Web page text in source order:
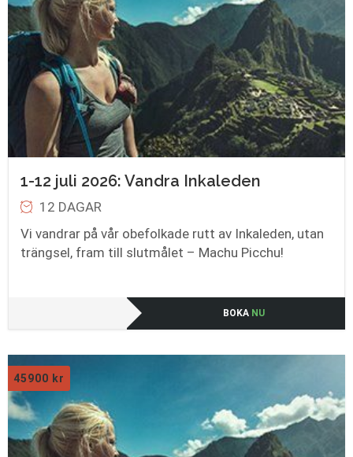
1-12 juli 2026: Vandra Inkaleden
12 DAGAR
Vi vandrar på vår obefolkade rutt av Inkaleden, utan
trängsel, fram till slutmålet – Machu Picchu!
BOKA NU
45900 kr